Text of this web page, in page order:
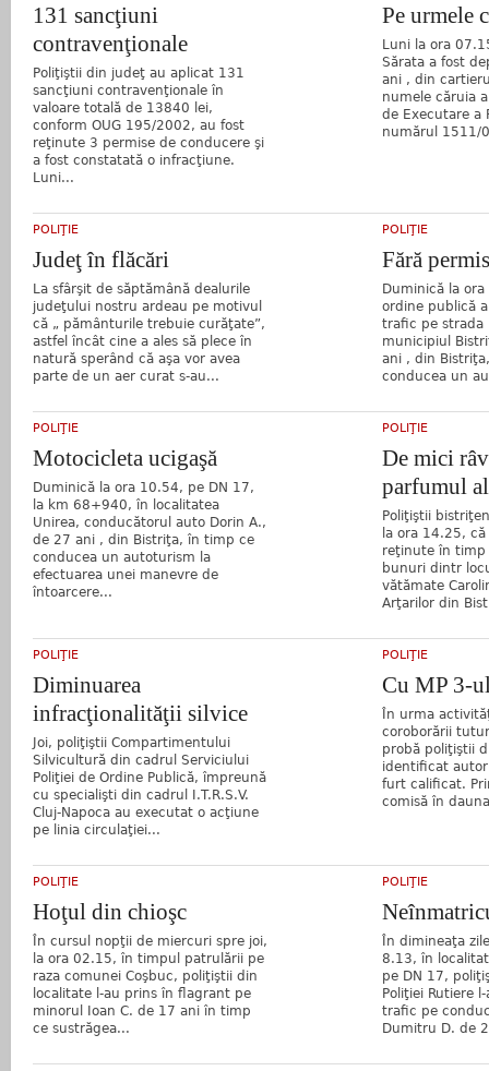
131 sancţiuni
contravenţionale
Poliţiştii din judeţ au aplicat 131
sancţiuni contravenţionale în
valoare totală de 13840 lei,
conform OUG 195/2002, au fost
reţinute 3 permise de conducere şi
a fost constatată o infracţiune.
Luni...
Pe urmele
Luni la ora
Sărata a fost
ani , din
numele căruia
de Executare a
numărul 1511/
POLIŢIE
Judeţ în flăcări
La sfârşit de săptămână dealurile
judeţului nostru ardeau pe motivul
că „ pământurile trebuie curăţate”,
astfel încât cine a ales să plece în
natură sperând că aşa vor avea
parte de un aer curat s-au...
POLIŢIE
Fără permis
Duminică la
ordine publică
trafic pe strada
municipiul
ani , din
conducea un
POLIŢIE
Motocicleta ucigaşă
Duminică la ora 10.54, pe DN 17,
la km 68+940, în localitatea
Unirea, conducătorul auto Dorin A.,
de 27 ani , din Bistriţa, în timp ce
conducea un autoturism la
efectuarea unei manevre de
întoarcere...
POLIŢIE
De mici
parfumul
Poliţiştii
la ora 14.25,
reţinute în timp
bunuri dintr
vătămate
Arţarilor din
POLIŢIE
Diminuarea
infracţionalităţii silvice
Joi, poliţiştii Compartimentului
Silvicultură din cadrul Serviciului
Poliţiei de Ordine Publică, împreună
cu specialişti din cadrul I.T.R.S.V.
Cluj-Napoca au executat o acţiune
pe linia circulaţiei...
POLIŢIE
Cu MP 3-
În urma
coroborării
probă poliţiştii
identificat
furt calificat.
comisă în
POLIŢIE
Hoţul din chioşc
În cursul nopţii de miercuri spre joi,
la ora 02.15, în timpul patrulării pe
raza comunei Coşbuc, poliţiştii din
localitate l-au prins în flagrant pe
minorul Ioan C. de 17 ani în timp
ce sustrăgea...
POLIŢIE
În dimineaţa
8.13, în
pe DN 17,
Poliţiei Rutiere
trafic pe
Dumitru D. de